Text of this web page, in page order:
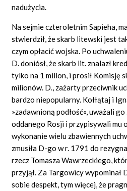
nadużycia.
Na sejmie czteroletnim Sapieha,
stwierdził, że skarb litewski jest
czym opłacić wojska. Po
D. doniósł, że skarb lit. znalazł
tylko na 1 milion, i prosił Komisję
milionów. D., zażarty przeciwnik
bardzo niepopularny. Kołłątaj i
»zadawnioną podłość«, uważali go
oddanego Rosji i przypisywali mu
wykonanie wielu zbawiennych
zmusiła D-go w r. 1791 do
rzecz Tomasza Wawrzeckiego,
przyjął. Za Targowicy
sobie despekt, tym więcej, że